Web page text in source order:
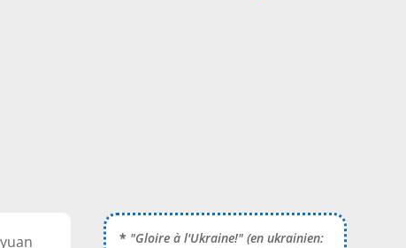
* "Gloire à l'Ukraine!" (en ukrainien: